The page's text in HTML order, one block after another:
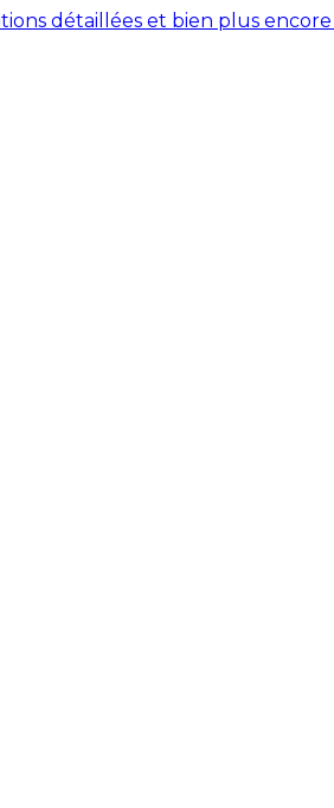
détaillées et bien plus encore